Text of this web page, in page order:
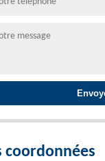
coordonnées